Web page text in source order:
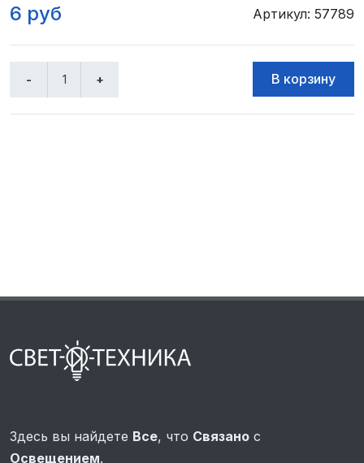
6 руб Артикул: 57789
Здесь вы найдете Все, что Связано с
Освещением.